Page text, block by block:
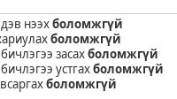
нээхболомжгүй
боломжгүй
засахболомжгүй
устгахболомжгүй
боломжгүй